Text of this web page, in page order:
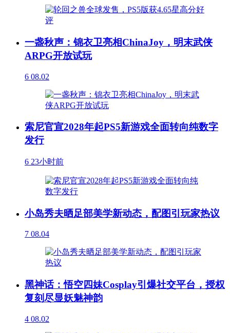
一盏秋声：锦衣卫亮相ChinaJoy，明末武侠
ARPG开放试玩
6 08.02
索尼官宣2028年起PS5新游戏全面转向纯数字
发行
6 23小时前
小岛秀夫晒足部美学新动态，配图引玩家热议
7 08.04
黑神话：悟空四妹Cosplay引爆社交平台，授权
复刻尽显妖魅神韵
4 08.02